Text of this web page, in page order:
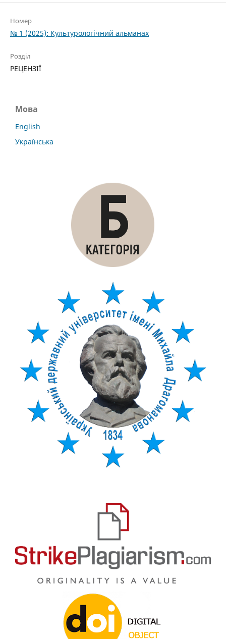
Номер
№ 1 (2025): Культурологічний альманах
Розділ
РЕЦЕНЗІЇ
Мова
English
Українська